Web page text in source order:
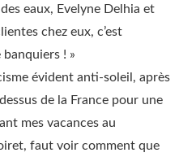
eaux, Evelyne Delhia et
chez eux, c’est
! »
évident anti-soleil, après
de la France pour une
mes vacances au
faut voir comment que